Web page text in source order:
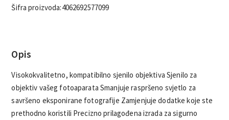
Šifra proizvoda:4062692577099
Opis
Visokokvalitetno, kompatibilno sjenilo objektiva Sjenilo za
objektiv vašeg fotoaparata Smanjuje raspršeno svjetlo za
savršeno eksponirane fotografije Zamjenjuje dodatke koje ste
prethodno koristili Precizno prilagođena izrada za sigurno